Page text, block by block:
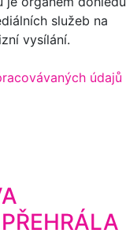
služeb na
vysílání.
údajů